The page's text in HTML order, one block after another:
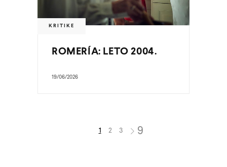
KRITIKE
ROMERÍA: LETO 2004.
19/06/2026
1 2 3